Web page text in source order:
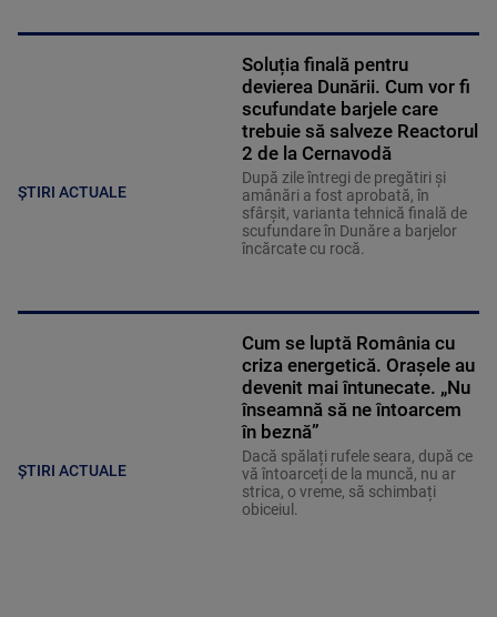
ȘTIRI ACTUALE
Soluția finală pentru
devierea Dunării. Cum vor fi
scufundate barjele care
trebuie să salveze Reactorul
2 de la Cernavodă
După zile întregi de pregătiri și
amânări a fost aprobată, în
sfârșit, varianta tehnică finală de
scufundare în Dunăre a barjelor
încărcate cu rocă.
ȘTIRI ACTUALE
Cum se luptă România cu
criza energetică. Orașele au
devenit mai întunecate. „Nu
înseamnă să ne întoarcem
în beznă”
Dacă spălați rufele seara, după ce
vă întoarceți de la muncă, nu ar
strica, o vreme, să schimbați
obiceiul.